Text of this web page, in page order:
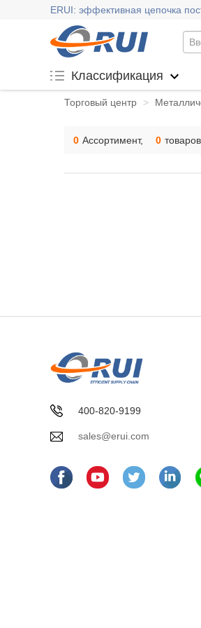
ERUI: эффективная цепочка
Классификация
Торговый центр >
0 Ассортимент, 0 товаров,
400-820-9199
sales@erui.com